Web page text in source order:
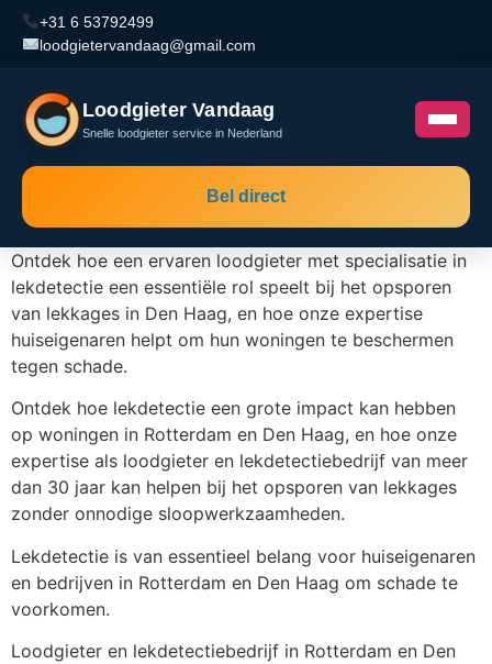
+31 6 53792499
loodgietervandaag@gmail.com
Loodgieter Vandaag
Snelle loodgieter service in Nederland
Bel direct
Ontdek hoe een ervaren loodgieter met specialisatie in
lekdetectie een essentiële rol speelt bij het opsporen
van lekkages in Den Haag, en hoe onze expertise
huiseigenaren helpt om hun woningen te beschermen
tegen schade.
Ontdek hoe lekdetectie een grote impact kan hebben
op woningen in Rotterdam en Den Haag, en hoe onze
expertise als loodgieter en lekdetectiebedrijf van meer
dan 30 jaar kan helpen bij het opsporen van lekkages
zonder onnodige sloopwerkzaamheden.
Lekdetectie is van essentieel belang voor huiseigenaren
en bedrijven in Rotterdam en Den Haag om schade te
voorkomen.
Loodgieter en lekdetectiebedrijf in Rotterdam en Den